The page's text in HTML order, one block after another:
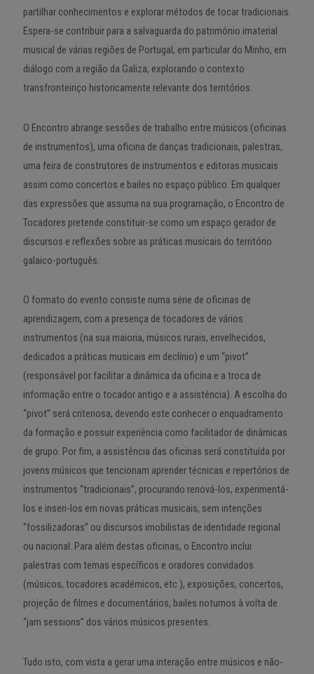
partilhar conhecimentos e explorar métodos de tocar tradicionais.
Espera-se contribuir para a salvaguarda do património imaterial
musical de várias regiões de Portugal, em particular do Minho, em
diálogo com a região da Galiza, explorando o contexto
transfronteiriço historicamente relevante dos territórios.
O Encontro abrange sessões de trabalho entre músicos (oficinas
de instrumentos), uma oficina de danças tradicionais, palestras,
uma feira de construtores de instrumentos e editoras musicais
assim como concertos e bailes no espaço público. Em qualquer
das expressões que assuma na sua programação, o Encontro de
Tocadores pretende constituir-se como um espaço gerador de
discursos e reflexões sobre as práticas musicais do território
galaico-português.
O formato do evento consiste numa série de oficinas de
aprendizagem, com a presença de tocadores de vários
instrumentos (na sua maioria, músicos rurais, envelhecidos,
dedicados a práticas musicais em declínio) e um “pivot”
(responsável por facilitar a dinâmica da oficina e a troca de
informação entre o tocador antigo e a assistência). A escolha do
“pivot” será criteriosa, devendo este conhecer o enquadramento
da formação e possuir experiência como facilitador de dinâmicas
de grupo. Por fim, a assistência das oficinas será constituída por
jovens músicos que tencionam aprender técnicas e repertórios de
instrumentos “tradicionais”, procurando renová-los, experimentá-
los e inseri-los em novas práticas musicais, sem intenções
“fossilizadoras” ou discursos imobilistas de identidade regional
ou nacional. Para além destas oficinas, o Encontro inclui
palestras com temas específicos e oradores convidados
(músicos, tocadores académicos, etc.), exposições, concertos,
projeção de filmes e documentários, bailes noturnos à volta de
“jam sessions” dos vários músicos presentes.
Tudo isto, com vista a gerar uma interação entre músicos e não-